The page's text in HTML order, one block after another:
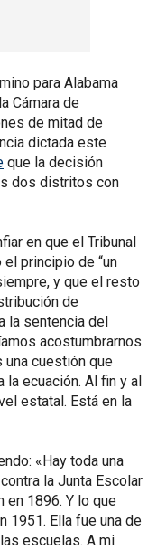
para Alabama
Cámara de
de mitad de
dictada este
que la decisión
dos distritos con
en que el Tribunal
principio de “un
y que el resto
de
la sentencia del
acostumbrarnos
una cuestión que
la ecuación. Al fin y al
estatal. Está en la
«Hay toda una
la Junta Escolar
en 1896. Y lo que
1951. Ella fue una de
escuelas. A mi